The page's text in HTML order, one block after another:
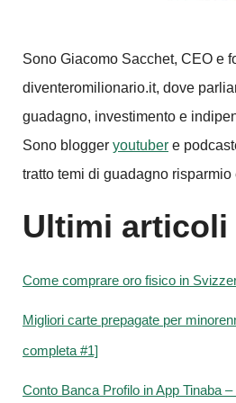
Sono Giacomo Sacchet, CEO e
diventeromilionario.it, dove
guadagno, investimento e
Sono blogger youtuber e
tratto temi di guadagno risparmio
Ultimi articoli
Come comprare oro fisico in
Migliori carte prepagate per
completa #1]
Conto Banca Profilo in App Tinaba